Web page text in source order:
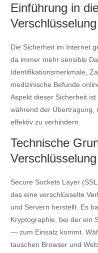
Einführung in
Die Sicherheit im Internet
da immer mehr sensible
Identifikationsmerkmale,
medizinische Befunde
Aspekt dieser Sicherheit
während der Übertragung,
effektiv zu verhindern.
Technische
Verschlüsselung
Secure Sockets Layer
das eine verschlüsselte
und Servern herstellt. Es
Kryptographie, bei der ein
— zum Einsatz kommt.
tauschen Browser und